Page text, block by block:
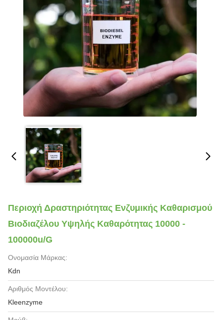
Περιοχή Δραστηριότητας Ενζυμικής Καθαρισμού
Βιοδιαζέλου Υψηλής Καθαρότητας 10000 -
100000u/G
Ονομασία Μάρκας:
Kdn
Αριθμός Μοντέλου:
Kleenzyme